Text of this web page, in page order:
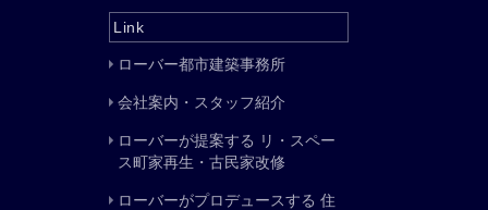
Link
ローバー都市建築事務所
会社案内・スタッフ紹介
ローバーが提案する リ・スペー
ス町家再生・古民家改修
ローバーがプロデュースする 住